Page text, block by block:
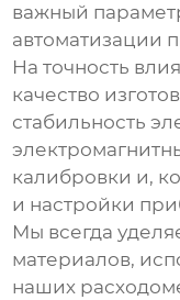
важный
автоматизации
На точность
качество
стабильность
калибровки и,
и настройки
Мы всегда
материалов,
наших